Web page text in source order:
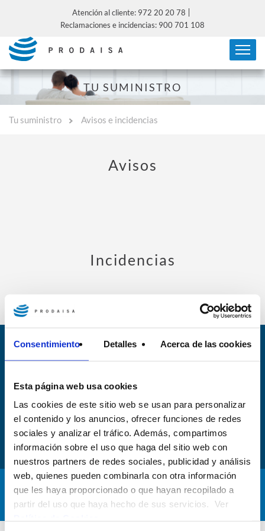
Consentimiento Detalles Acerca de las cookies
Esta página web usa cookies
Las cookies de este sitio web se usan para personalizar
el contenido y los anuncios, ofrecer funciones de redes
sociales y analizar el tráfico. Además, compartimos
información sobre el uso que haga del sitio web con
nuestros partners de redes sociales, publicidad y análisis
web, quienes pueden combinarla con otra información
que les haya proporcionado o que hayan recopilado a
partir del uso que haya hecho de sus servicios. Ver
Atención al cliente: 972 20 20 78
Reclamaciones e incidencias: 900 701 108
TU SUMINISTRO
Tu suministro Avisos e incidencias
Avisos
Incidencias
Todo lo que necesites saber a través de nuestros canales de
Facebook, Youtube, Linkedin e Instagram. Siguenos!
Atención al cliente: 972 20 20 78
Reclamaciones e incidencias: 900 701 108